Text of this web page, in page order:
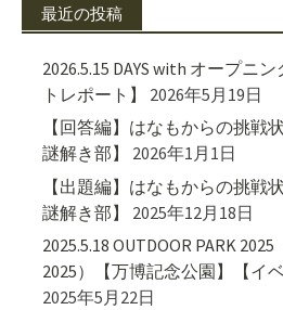
最近の投稿
2026.5.15 DAYS with オープニ
トレポート】
2026年5月19日
【回答編】はなもからの挑戦
謎解き部】
2026年1月1日
【出題編】はなもからの挑戦
謎解き部】
2025年12月18日
2025.5.18 OUTDOOR PARK 2025
2025）【万博記念公園】【イ
2025年5月22日